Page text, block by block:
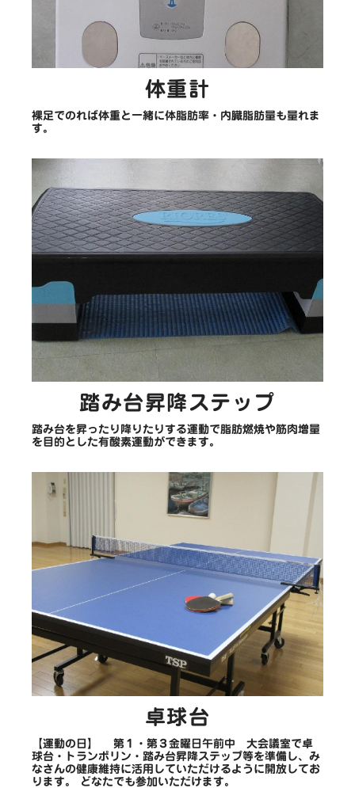
体重計
裸足でのれば体重と一緒に体脂肪率・内臓脂肪量も量れま
す。
踏み台昇降ステップ
踏み台を昇ったり降りたりする運動で脂肪燃焼や筋肉増量
を目的とした有酸素運動ができます。
卓球台
【運動の日】 第１・第３金曜日午前中 大会議室で卓
球台・トランポリン・踏み台昇降ステップ等を準備し、み
なさんの健康維持に活用していただけるように開放してお
ります。 どなたでも参加いただけます。